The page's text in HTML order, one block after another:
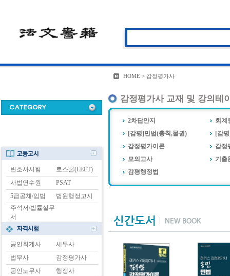
HOME > 감정평가사
감정평가사 교재 및 강의테
2차답안지
회계
[감평]민법(총칙,물권)
[감
감정평가이론
감정
모의고사
기출
감평행정법
변호사시험
로스쿨(LEET)
사법연수원
PSAT
5급공채/입법
법원행정고시
주석서/법률실무
서
공인회계사
세무사
법무사
감정평가사
공인노무사
행정사